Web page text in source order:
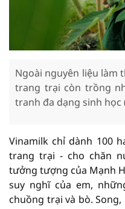
Ngoài nguyên liệu làm
trang trại còn trồng
tranh đa dạng sinh học
Vinamilk chỉ dành 100
trang trại - cho chăn
tưởng tượng của Mạnh
suy nghĩ của em,
chuồng trại và bò.